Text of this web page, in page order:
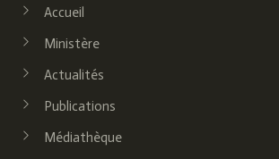
Accueil
Ministère
Actualités
Publications
Médiathèque